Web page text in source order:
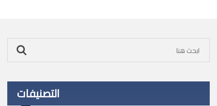
التصنيفات